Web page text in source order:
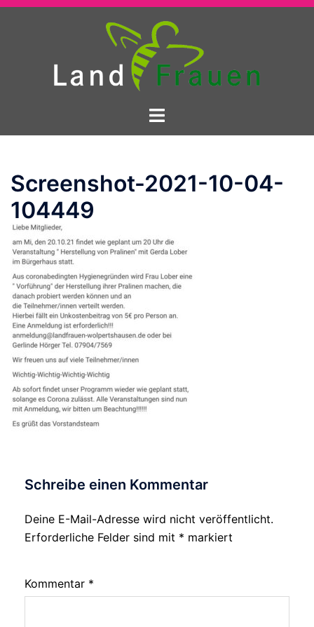
Menü
Screenshot-2021-10-04-
104449
Schreibe einen Kommentar
Deine E-Mail-Adresse wird nicht veröffentlicht.
Erforderliche Felder sind mit * markiert
Kommentar *
Alternative: